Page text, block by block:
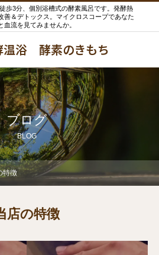
歩3分、個別浴槽式の酵素風呂です。発酵熱
善＆デトックス。マイクロスコープであなた
血流を見てみませんか。
温浴 酵素のきもち
ブログ
BLOG
特徴
店の特徴